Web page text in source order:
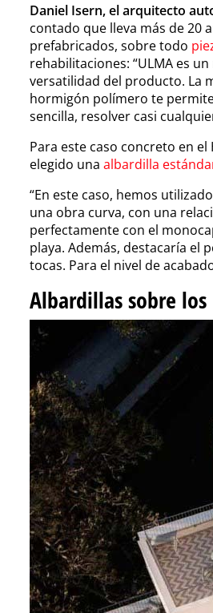
Daniel Isern, el arquitecto
contado que lleva más de 20
prefabricados, sobre todo
rehabilitaciones: “ULMA es
versatilidad del producto. La
hormigón polímero te
sencilla, resolver casi
Para este caso concreto en
elegido una albardilla
“En este caso, hemos
una obra curva, con una
perfectamente con el
playa. Además, destacaría el
tocas. Para el nivel de
Albardillas sobre